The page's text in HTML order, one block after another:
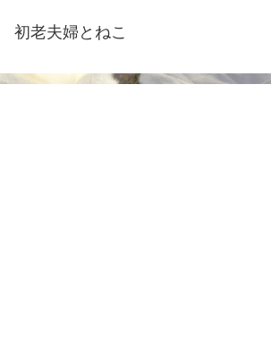
初老夫婦とねこ